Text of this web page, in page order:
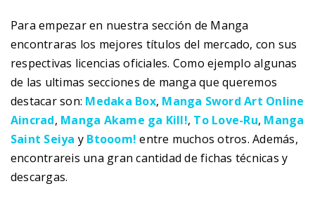
Para empezar en nuestra sección de Manga
encontraras los mejores títulos del mercado, con sus
respectivas licencias oficiales. Como ejemplo algunas
de las ultimas secciones de manga que queremos
destacar son: Medaka Box, Manga Sword Art Online
Aincrad, Manga Akame ga Kill!, To Love-Ru, Manga
Saint Seiya y Btooom! entre muchos otros. Además,
encontrareis una gran cantidad de fichas técnicas y
descargas.